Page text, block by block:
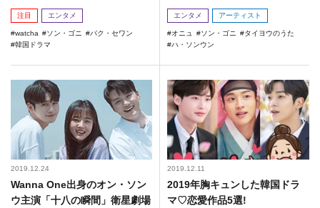
インインタビュー！
注目 エンタメ
watcha ソン・ゴニ
パク・セワン
韓国ドラマ
エンタメ アーティスト
オニュ ソン・ゴニ
タイヨウのうた
ハ・ソンウン
2019.12.24
Wanna One出身のオン・ソン
ウ主演「十八の瞬間」衛星劇場
2019.12.11
2019年胸キュンした韓国ドラ
マ♡恋愛作品5選!